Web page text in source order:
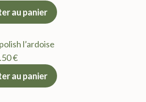
prix
€.
actuel
7.50 €.
au panier
l’ardoise
prix
€Le
actuel
au panier